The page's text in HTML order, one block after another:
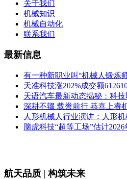
关于我们
机械知识
机械自动化
联系我们
最新信息
有一种新职业叫“机械人锻炼
天准科技涨202%成交额
天语汽车最新动态揭秘：科
深耕不辍 载誉前行 恭喜上睿
人形机械人行业演讲：人形
脑虎科技“超等工场”估计2026
航天品质 | 构筑未来